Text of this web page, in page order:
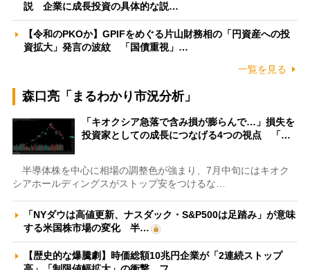
説 企業に成長投資の具体的な説…
【令和のPKOか】GPIFをめぐる片山財務相の「円資産への投
資拡大」発言の波紋 「国債重視」…
一覧を見る
森口亮「まるわかり市況分析」
「キオクシア急落で含み損が膨らんで…」損失を
投資家としての成長につなげる4つの視点 「…
半導体株を中心に相場の調整色が強まり、7月中旬にはキオク
シアホールディングスがストップ安をつけるな…
「NYダウは高値更新、ナスダック・S&P500は足踏み」が意味
する米国株市場の変化 半…
【歴史的な爆騰劇】時価総額10兆円企業が「2連続ストップ